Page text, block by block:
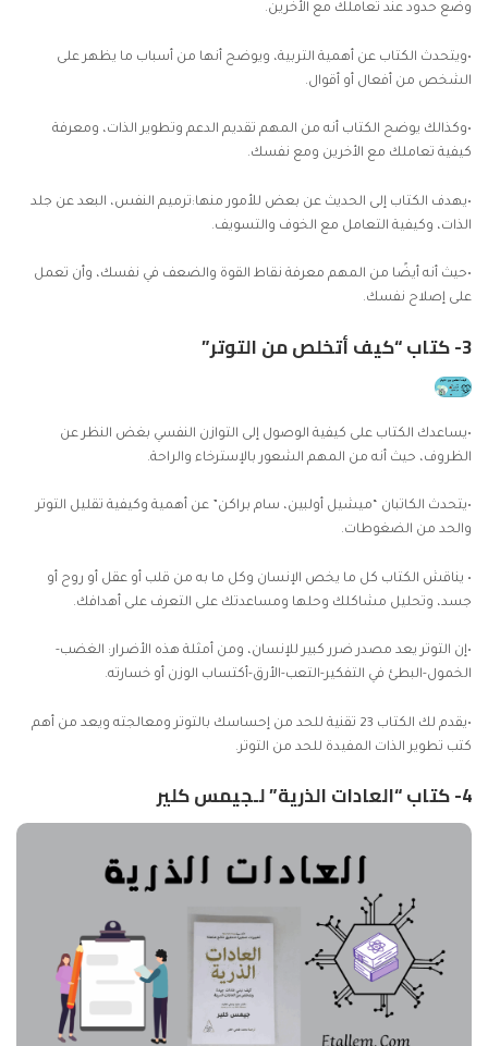
وضع حدود عند تعاملك مع الأخرين.
•ويتحدث الكتاب عن أهمية التربية، ويوضح أنها من أسباب ما يظهر على
الشخص من أفعال أو أقوال.
•وكذالك يوضح الكتاب أنه من المهم تقديم الدعم وتطوير الذات، ومعرفة
كيفية تعاملك مع الأخرين ومع نفسك.
•يهدف الكتاب إلى الحديث عن بعض للأمور منها:ترميم النفس، البعد عن جلد
الذات، وكيفية التعامل مع الخوف والتسويف.
•حيث أنه أيضًا من المهم معرفة نقاط القوة والضعف في نفسك، وأن تعمل
على إصلاح نفسك.
3- كتاب “كيف أتخلص من التوتر”
•يساعدك الكتاب على كيفية الوصول إلى التوازن النفسي بغض النظر عن
الظروف، حيث أنه من المهم الشعور بالإسترخاء والراحة.
•يتحدث الكاتبان “ميشيل أولبين، سام براكن” عن أهمية وكيفية تقليل التوتر
والحد من الضغوطات.
• يناقش الكتاب كل ما يخص الإنسان وكل ما به من قلب أو عقل أو روح أو
جسد، وتحليل مشاكلك وحلها ومساعدتك على التعرف على أهدافك.
•إن التوتر يعد مصدر ضرر كبير للإنسان، ومن أمثلة هذه الأضرار: الغضب-
الخمول-البطئ في التفكير-التعب-الأرق-أكتساب الوزن أو خسارته.
•يقدم لك الكتاب 23 تقنية للحد من إحساسك بالتوتر ومعالجته ويعد من أهم
كتب تطوير الذات المفيدة للحد من التوتر.
4- كتاب “العادات الذرية” لـجيمس كلير